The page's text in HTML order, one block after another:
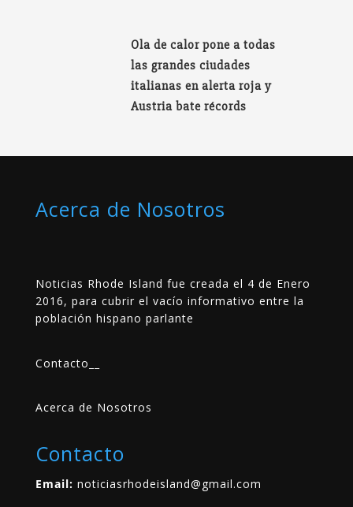
Ola de calor pone a todas
las grandes ciudades
italianas en alerta roja y
Austria bate récords
Acerca de Nosotros
Noticias Rhode Island fue creada el 4 de Enero
2016, para cubrir el vacío informativo entre la
población hispano parlante
Contacto
Acerca de Nosotros
Contacto
Email: noticiasrhodeisland@gmail.com